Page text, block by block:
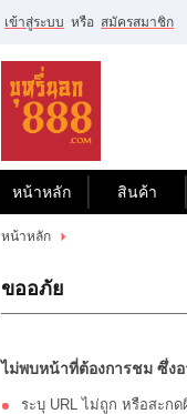
ไทย | English
แบรนด์
เข้าสู่ระบบ หรือ สมัครสมาชิก
หน้าหลัก สินค้า
หน้าหลัก
ขออภัย
ไม่พบหน้าที่ต้องการชม ซึ่งอ
ระบุ URL ไม่ถูก หรือสะกด